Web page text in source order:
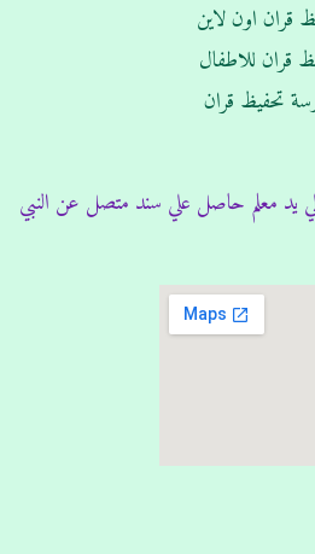
قران اون لاين
قران للاطفال
تحفيظ قران
معلم حاصل علي سند متصل عن النبي